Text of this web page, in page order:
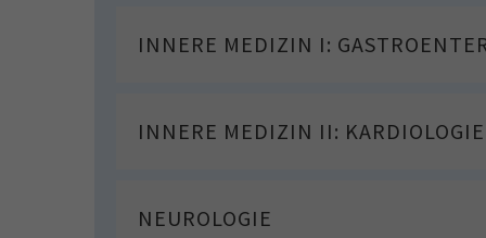
INNERE MEDIZIN I:
INNERE MEDIZIN II: KARDIOLOGIE
NEUROLOGIE